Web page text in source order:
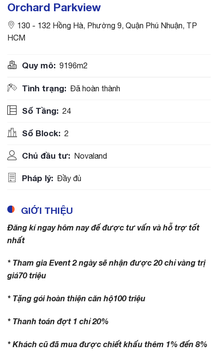
Orchard Parkview
130 - 132 Hồng Hà, Phường 9, Quận Phú Nhuận, TP
HCM
Quy mô: 9196m2
Tình trạng: Đã hoàn thành
Số Tầng: 24
Số Block: 2
Chủ đầu tư: Novaland
Pháp lý: Đầy đủ
GIỚI THIỆU
Đăng kí ngay hôm nay để được tư vấn và hỗ trợ tốt
nhất
* Tham gia Event 2 ngày sẽ nhận được 20 chỉ vàng trị
giá70 triệu
* Tặng gói hoàn thiện căn hộ100 triệu
* Thanh toán đợt 1 chỉ20%
* Khách cũ đã mua được chiết khấu thêm 1% đến 8%